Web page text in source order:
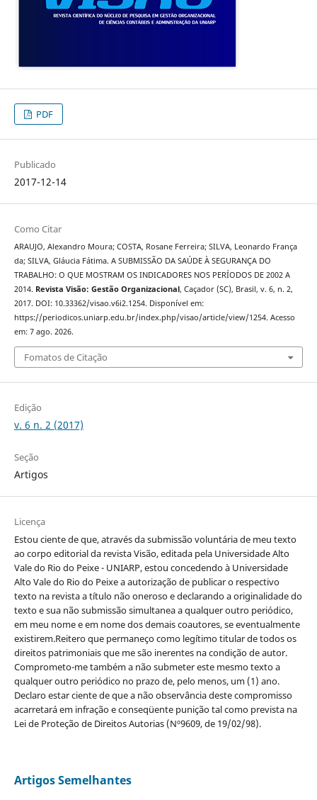
PDF
Publicado
2017-12-14
Como Citar
ARAUJO, Alexandro Moura; COSTA, Rosane Ferreira; SILVA, Leonardo França
da; SILVA, Gláucia Fátima. A SUBMISSÃO DA SAÚDE À SEGURANÇA DO
TRABALHO: O QUE MOSTRAM OS INDICADORES NOS PERÍODOS DE 2002 A
2014. Revista Visão: Gestão Organizacional, Caçador (SC), Brasil, v. 6, n. 2,
2017. DOI: 10.33362/visao.v6i2.1254. Disponível em:
https://periodicos.uniarp.edu.br/index.php/visao/article/view/1254. Acesso
em: 7 ago. 2026.
Fomatos de Citação
Edição
v. 6 n. 2 (2017)
Seção
Artigos
Licença
Estou ciente de que, através da submissão voluntária de meu texto
ao corpo editorial da revista Visão, editada pela Universidade Alto
Vale do Rio do Peixe - UNIARP, estou concedendo à Universidade
Alto Vale do Rio do Peixe a autorização de publicar o respectivo
texto na revista a título não oneroso e declarando a originalidade do
texto e sua não submissão simultanea a qualquer outro periódico,
em meu nome e em nome dos demais coautores, se eventualmente
existirem.Reitero que permaneço como legítimo titular de todos os
direitos patrimoniais que me são inerentes na condição de autor.
Comprometo-me também a não submeter este mesmo texto a
qualquer outro periódico no prazo de, pelo menos, um (1) ano.
Declaro estar ciente de que a não observância deste compromisso
acarretará em infração e conseqüente punição tal como prevista na
Lei de Proteção de Direitos Autorias (Nº9609, de 19/02/98).
Artigos Semelhantes